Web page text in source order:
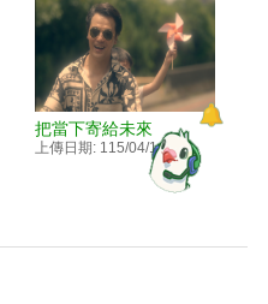
把當下寄給未來
上傳日期: 115/04/14